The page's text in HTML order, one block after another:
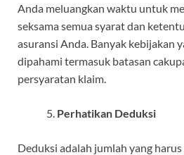
Anda meluangkan waktu untuk
seksama semua syarat dan
asuransi Anda. Banyak kebijakan
dipahami termasuk batasan
persyaratan klaim.
Perhatikan Deduksi
Deduksi adalah jumlah yang